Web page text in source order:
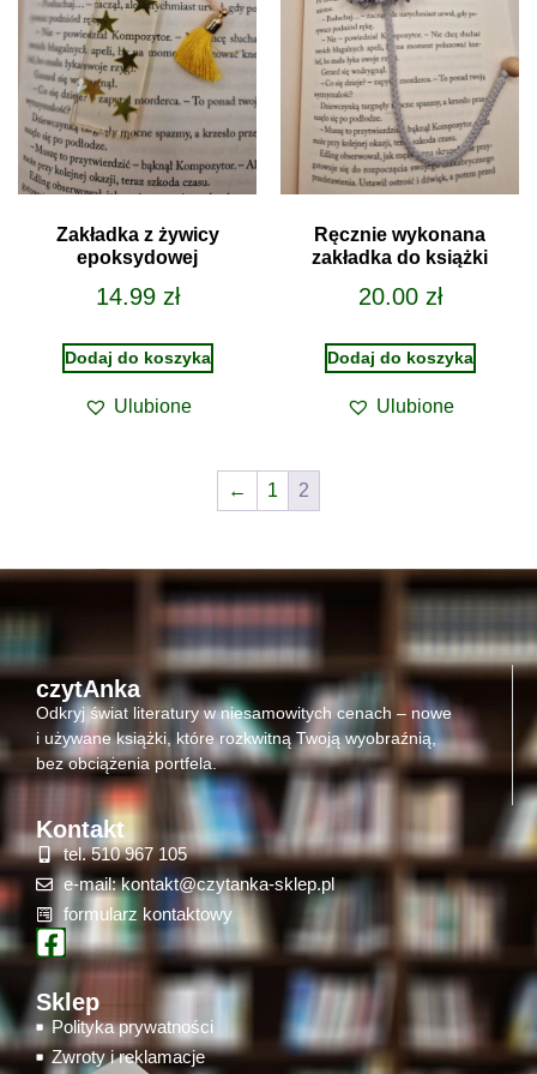
Zakładka z żywicy
epoksydowej
14.99 zł
Dodaj do koszyka
Ulubione
Ręcznie wykonana
zakładka do książki
20.00 zł
Dodaj do koszyka
Ulubione
← 1 2
czytAnka
Odkryj świat literatury w niesamowitych cenach – nowe
i używane książki, które rozkwitną Twoją wyobraźnią,
bez obciążenia portfela.
Kontakt
tel. 510 967 105
e-mail: kontakt@czytanka-sklep.pl
formularz kontaktowy
Sklep
Polityka prywatności
Zwroty i reklamacje